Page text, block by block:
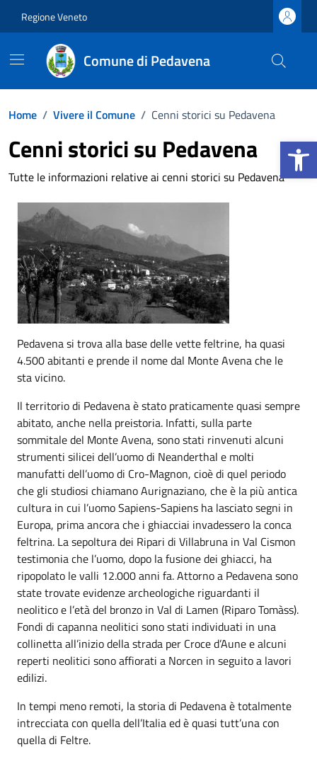
Regione Veneto
Comune di Pedavena
Home / Vivere il Comune / Cenni storici su Pedavena
Cenni storici su Pedavena
Tutte le informazioni relative ai cenni storici su Pedavena
Pedavena si trova alla base delle vette feltrine, ha quasi
4.500 abitanti e prende il nome dal Monte Avena che le
sta vicino.
Il territorio di Pedavena è stato praticamente quasi sempre
abitato, anche nella preistoria. Infatti, sulla parte
sommitale del Monte Avena, sono stati rinvenuti alcuni
strumenti silicei dell’uomo di Neanderthal e molti
manufatti dell’uomo di Cro-Magnon, cioè di quel periodo
che gli studiosi chiamano Aurignaziano, che è la più antica
cultura in cui l’uomo Sapiens-Sapiens ha lasciato segni in
Europa, prima ancora che i ghiacciai invadessero la conca
feltrina. La sepoltura dei Ripari di Villabruna in Val Cismon
testimonia che l’uomo, dopo la fusione dei ghiacci, ha
ripopolato le valli 12.000 anni fa. Attorno a Pedavena sono
state trovate evidenze archeologiche riguardanti il
neolitico e l’età del bronzo in Val di Lamen (Riparo Tomàss).
Fondi di capanna neolitici sono stati individuati in una
collinetta all’inizio della strada per Croce d’Aune e alcuni
reperti neolitici sono affiorati a Norcen in seguito a lavori
edilizi.
In tempi meno remoti, la storia di Pedavena è totalmente
intrecciata con quella dell’Italia ed è quasi tutt’una con
quella di Feltre.
Apri la